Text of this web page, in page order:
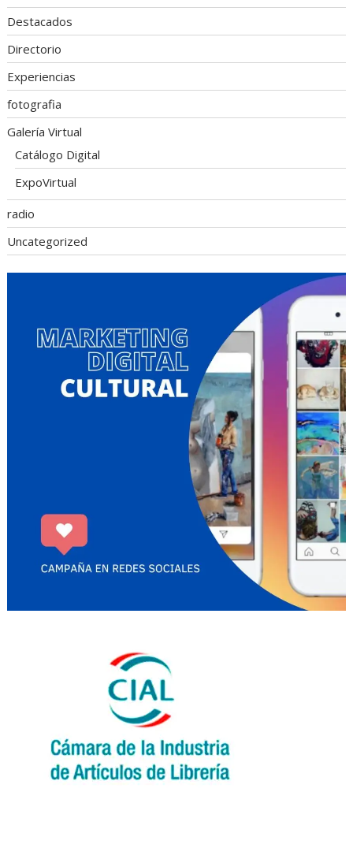
Destacados
Directorio
Experiencias
fotografia
Galería Virtual
Catálogo Digital
ExpoVirtual
radio
Uncategorized